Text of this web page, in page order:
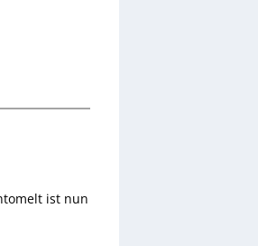
ist nun